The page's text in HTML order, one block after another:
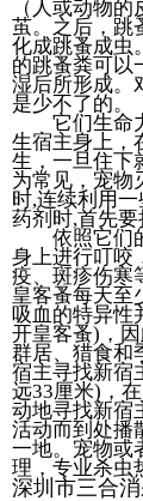
（人或动物
茧。之后，跳
化成跳蚤成虫
的跳蚤粪可以
湿后所形成。
是少不了的。
它们生命力
生宿主身上，
生，一旦住下
为常见，宠物
时,连续利用
药剂时,首先要
依照它们的
身上进行叮咬
疫、斑疹伤寒
皇客蚤每天至
吸血的特异性
开皇客蚤)，
群居、猎食和
宿主寻找新宿
远33厘米)，
动地寻找新宿
活动而到处播
一地。宠物或
理，专业杀虫
深圳市三合